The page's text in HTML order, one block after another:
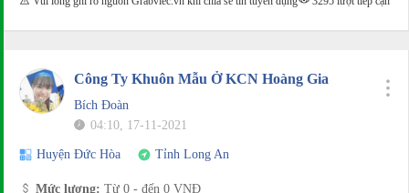
Công Ty Khuôn Mẫu Ở KCN Hoàng Gia
Bích Đoàn
04:10, 17-11-2021
Huyện Đức Hòa Tỉnh Long An
Mức lương: Từ 0 - đến 0 VNĐ